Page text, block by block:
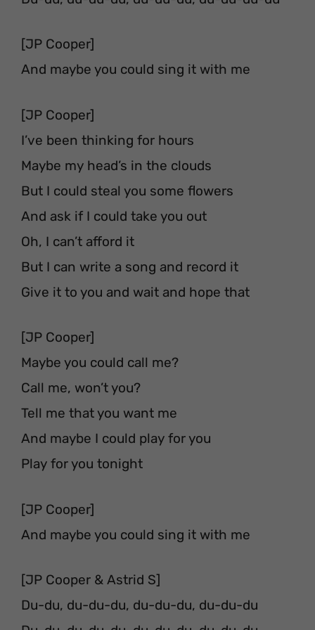
[JP Cooper]
And maybe you could sing it with me
[JP Cooper]
I’ve been thinking for hours
Maybe my head’s in the clouds
But I could steal you some flowers
And ask if I could take you out
Oh, I can’t afford it
But I can write a song and record it
Give it to you and wait and hope that
[JP Cooper]
Maybe you could call me?
Call me, won’t you?
Tell me that you want me
And maybe I could play for you
Play for you tonight
[JP Cooper]
And maybe you could sing it with me
[JP Cooper & Astrid S]
Du-du, du-du-du, du-du-du, du-du-du